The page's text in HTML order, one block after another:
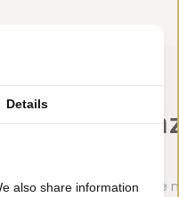
Ontvang de
Details
also share information